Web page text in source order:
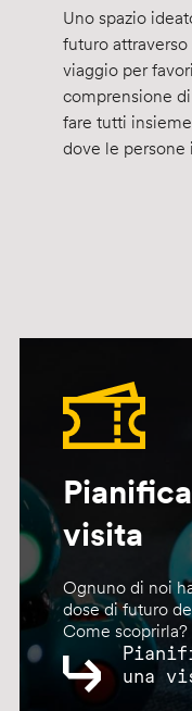
Uno spazio
futuro attraverso
viaggio per
comprensione
fare tutti
dove le persone
Pianifica
visita
Ognuno di noi
dose di futuro
Come scoprirla?
una